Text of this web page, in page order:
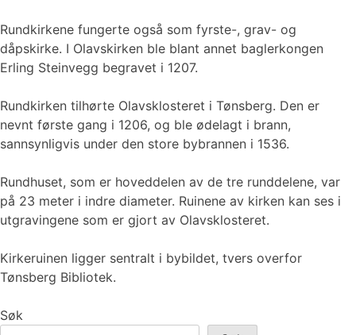
Rundkirkene fungerte også som fyrste-, grav- og
dåpskirke. I Olavskirken ble blant annet baglerkongen
Erling Steinvegg begravet i 1207.
Rundkirken tilhørte Olavsklosteret i Tønsberg. Den er
nevnt første gang i 1206, og ble ødelagt i brann,
sannsynligvis under den store bybrannen i 1536.
Rundhuset, som er hoveddelen av de tre runddelene, var
på 23 meter i indre diameter. Ruinene av kirken kan ses i
utgravingene som er gjort av Olavsklosteret.
Kirkeruinen ligger sentralt i bybildet, tvers overfor
Tønsberg Bibliotek.
Søk